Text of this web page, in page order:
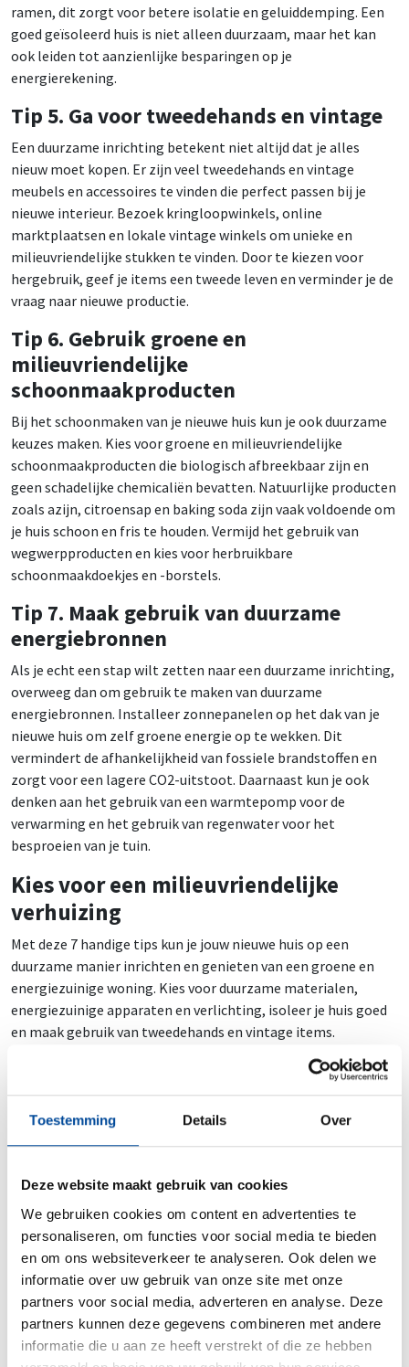
Toestemming Details Over
Deze website maakt gebruik van cookies
We gebruiken cookies om content en advertenties te
personaliseren, om functies voor social media te bieden
en om ons websiteverkeer te analyseren. Ook delen we
informatie over uw gebruik van onze site met onze
partners voor social media, adverteren en analyse. Deze
partners kunnen deze gegevens combineren met andere
informatie die u aan ze heeft verstrekt of die ze hebben
ramen, dit zorgt voor betere isolatie en geluiddemping. Een
goed geïsoleerd huis is niet alleen duurzaam, maar het kan
ook leiden tot aanzienlijke besparingen op je
energierekening.
Tip 5. Ga voor tweedehands en vintage
Een duurzame inrichting betekent niet altijd dat je alles
nieuw moet kopen. Er zijn veel tweedehands en vintage
meubels en accessoires te vinden die perfect passen bij je
nieuwe interieur. Bezoek kringloopwinkels, online
marktplaatsen en lokale vintage winkels om unieke en
milieuvriendelijke stukken te vinden. Door te kiezen voor
hergebruik, geef je items een tweede leven en verminder je de
vraag naar nieuwe productie.
Tip 6. Gebruik groene en
milieuvriendelijke
schoonmaakproducten
Bij het schoonmaken van je nieuwe huis kun je ook duurzame
keuzes maken. Kies voor groene en milieuvriendelijke
schoonmaakproducten die biologisch afbreekbaar zijn en
geen schadelijke chemicaliën bevatten. Natuurlijke producten
zoals azijn, citroensap en baking soda zijn vaak voldoende om
je huis schoon en fris te houden. Vermijd het gebruik van
wegwerpproducten en kies voor herbruikbare
schoonmaakdoekjes en -borstels.
Tip 7. Maak gebruik van duurzame
energiebronnen
Als je echt een stap wilt zetten naar een duurzame inrichting,
overweeg dan om gebruik te maken van duurzame
energiebronnen. Installeer zonnepanelen op het dak van je
nieuwe huis om zelf groene energie op te wekken. Dit
vermindert de afhankelijkheid van fossiele brandstoffen en
zorgt voor een lagere CO2-uitstoot. Daarnaast kun je ook
denken aan het gebruik van een warmtepomp voor de
verwarming en het gebruik van regenwater voor het
besproeien van je tuin.
Kies voor een milieuvriendelijke
verhuizing
Met deze 7 handige tips kun je jouw nieuwe huis op een
duurzame manier inrichten en genieten van een groene en
energiezuinige woning. Kies voor duurzame materialen,
energiezuinige apparaten en verlichting, isoleer je huis goed
en maak gebruik van tweedehands en vintage items.
overwegen om duurzame energiebronnen te installeren. Door
bewuste keuzes te maken tijdens je verhuizing draag je bij aan
een beter milieu en geniet je van een comfortabele en
duurzame woning. Begin vandaag nog met het creëren van
gaat voelen!
Tip: lees ook ons artikel over duurzame verhuizingen!
Verhuis milieubewust via een
Erkende Verhuizer!
Een milieubewuste verhuizing begint bij het kiezen van een
Erkende Verhuizer . Deze professionele verhuisbedrijven